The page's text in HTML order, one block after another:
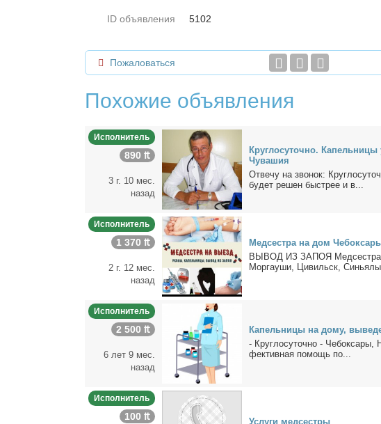
ID объявления 5102
Пожаловаться
Похожие объявления
Исполнитель
890 ₶
3 г. 10 мес.
назад
Круг­ло­су­точ­но.
Чу­ва­шия
От­ве­чу на зво­нок:
бу­дет ре­шен быст­рее и в...
Исполнитель
1 370 ₶
2 г. 12 мес.
назад
Мед­сест­ра на дом
ВЫВОД ИЗ ЗАПОЯ Мед­сест­ра
Мор­гау­ши, Ци­вильск,
Исполнитель
2 500 ₶
6 лет 9 мес.
назад
Ка­пель­ни­цы на до­му,
- Круг­ло­су­точ­но -
фек­тив­ная по­мощь по...
Исполнитель
100 ₶
Услу­ги мед­сест­ры